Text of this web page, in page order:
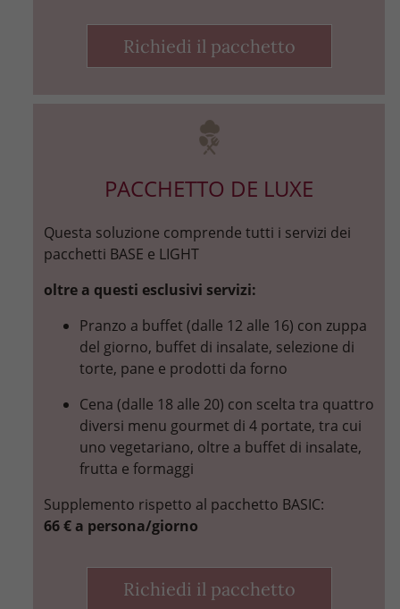
Richiedi il pacchetto
PACCHETTO DE LUXE
Questa soluzione comprende tutti i servizi dei
pacchetti BASE e LIGHT
oltre a questi esclusivi servizi:
Pranzo a buffet (dalle 12 alle 16) con zuppa
del giorno, buffet di insalate, selezione di
torte, pane e prodotti da forno
Cena (dalle 18 alle 20) con scelta tra quattro
diversi menu gourmet di 4 portate, tra cui
uno vegetariano, oltre a buffet di insalate,
frutta e formaggi
Supplemento rispetto al pacchetto BASIC:
66 € a persona/giorno
Richiedi il pacchetto